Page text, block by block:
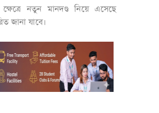
ক্ষেত্রে নতুন মানদণ্ড নিয়ে এসেছে
জানা যাবে।